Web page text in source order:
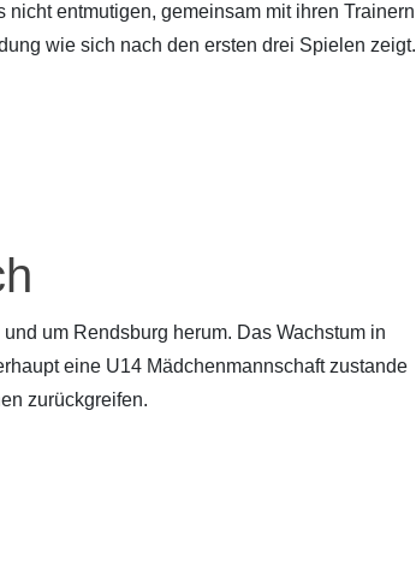
entmutigen, gemeinsam mit ihren Trainern
wie sich nach den ersten drei Spielen zeigt.
um Rendsburg herum. Das Wachstum in
eine U14 Mädchenmannschaft zustande
zurückgreifen.